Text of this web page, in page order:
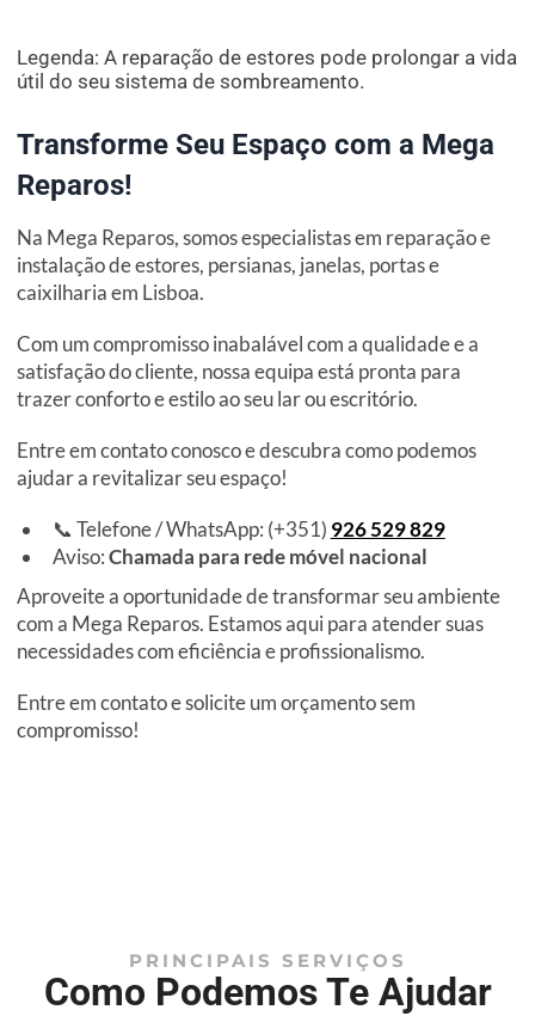
Legenda: A reparação de estores pode prolongar a vida
útil do seu sistema de sombreamento.
Transforme Seu Espaço com a Mega
Reparos!
Na Mega Reparos, somos especialistas em reparação e
instalação de estores, persianas, janelas, portas e
caixilharia em Lisboa.
Com um compromisso inabalável com a qualidade e a
satisfação do cliente, nossa equipa está pronta para
trazer conforto e estilo ao seu lar ou escritório.
Entre em contato conosco e descubra como podemos
ajudar a revitalizar seu espaço!
📞 Telefone / WhatsApp: (+351) 926 529 829
Aviso:Chamada para rede móvel nacional
Aproveite a oportunidade de transformar seu ambiente
com a Mega Reparos. Estamos aqui para atender suas
necessidades com eficiência e profissionalismo.
Entre em contato e solicite um orçamento sem
compromisso!
PRINCIPAIS SERVIÇOS
Como Podemos Te Ajudar